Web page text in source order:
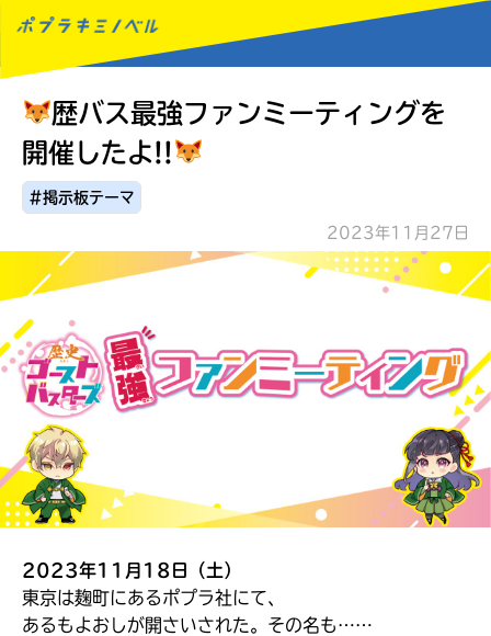
MENU
読みたい本が
見つかる
できる掲示板
歴バス最強ファンミーティングを
開催したよ!!
#掲示板テーマ
2023年11月27日
2023年11月18日（土）
東京は麹町にあるポプラ社にて、
あるもよおしが開さいされた。その名も……